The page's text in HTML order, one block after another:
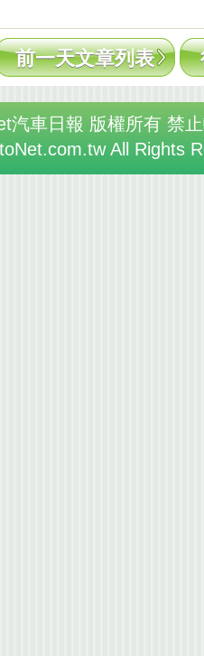
前一天文章列表
汽車日報 版權所有 禁
All Rights